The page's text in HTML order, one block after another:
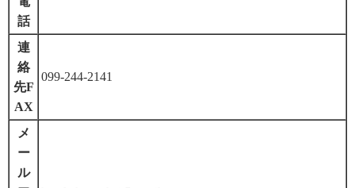
話
連
絡
先F
AX
099-244-2141
メ
ー
ル